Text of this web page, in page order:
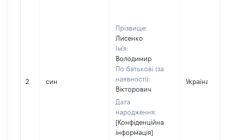
2 син
Прізвище:
Лисенко
Ім'я:
Володимир
По батькові (за
наявності):
Вікторович
Дата
народження:
[Конфіденційна
інформація]
Україна